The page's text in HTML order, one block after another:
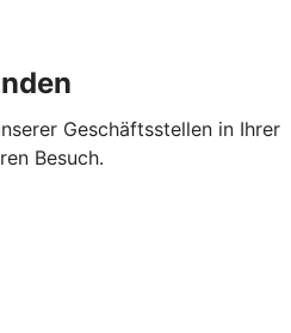
Geschäftsstellen in Ihrer
Besuch.